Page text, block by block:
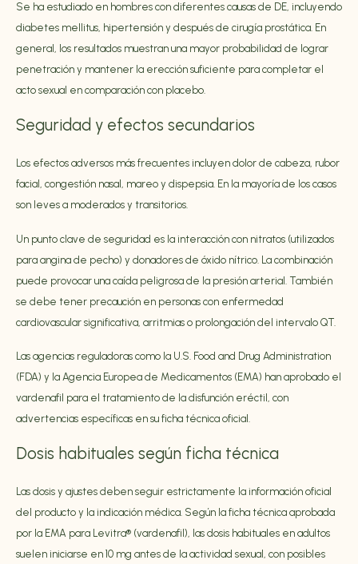
Se ha estudiado en hombres con diferentes causas de DE, incluyendo
diabetes mellitus, hipertensión y después de cirugía prostática. En
general, los resultados muestran una mayor probabilidad de lograr
penetración y mantener la erección suficiente para completar el
acto sexual en comparación con placebo.
Seguridad y efectos secundarios
Los efectos adversos más frecuentes incluyen dolor de cabeza, rubor
facial, congestión nasal, mareo y dispepsia. En la mayoría de los casos
son leves a moderados y transitorios.
Un punto clave de seguridad es la interacción con nitratos (utilizados
para angina de pecho) y donadores de óxido nítrico. La combinación
puede provocar una caída peligrosa de la presión arterial. También
se debe tener precaución en personas con enfermedad
cardiovascular significativa, arritmias o prolongación del intervalo QT.
Las agencias reguladoras como la U.S. Food and Drug Administration
(FDA) y la Agencia Europea de Medicamentos (EMA) han aprobado el
vardenafil para el tratamiento de la disfunción eréctil, con
advertencias específicas en su ficha técnica oficial.
Dosis habituales según ficha técnica
Las dosis y ajustes deben seguir estrictamente la información oficial
del producto y la indicación médica. Según la ficha técnica aprobada
por la EMA para Levitra® (vardenafil), las dosis habituales en adultos
suelen iniciarse en 10 mg antes de la actividad sexual, con posibles